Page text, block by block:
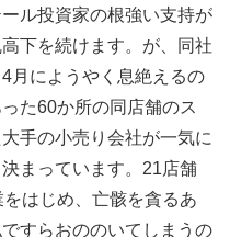
ル投資家の根強い支持が
下を続けます。が、同社
月にようやく息絶えるの
た60か所の同店舗のス
手の小売り会社が一気に
まっています。21店舗
はじめ、亡骸を貪るあ
すらおののいてしまうの